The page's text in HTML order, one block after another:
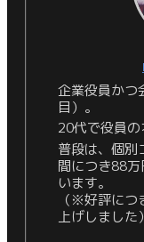
企業役員かつ
目）。
20代で役員の
普段は、個別
間につき88
います。
（※好評に
上げしました）